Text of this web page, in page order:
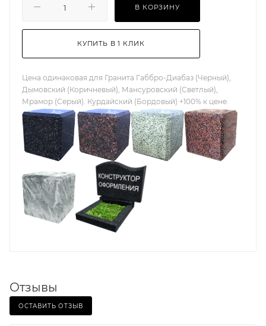
В КОРЗИНУ
КУПИТЬ В 1 КЛИК
Цена одинаковая для Гранита Габбро-Диабаз (Черный),
Дымовский (Коричневый), Мансуровский (Светлый),
Мрамор (Серый). Курдайский (Бордовый) +100% к цене.
Отзывы
ОСТАВИТЬ ОТЗЫВ